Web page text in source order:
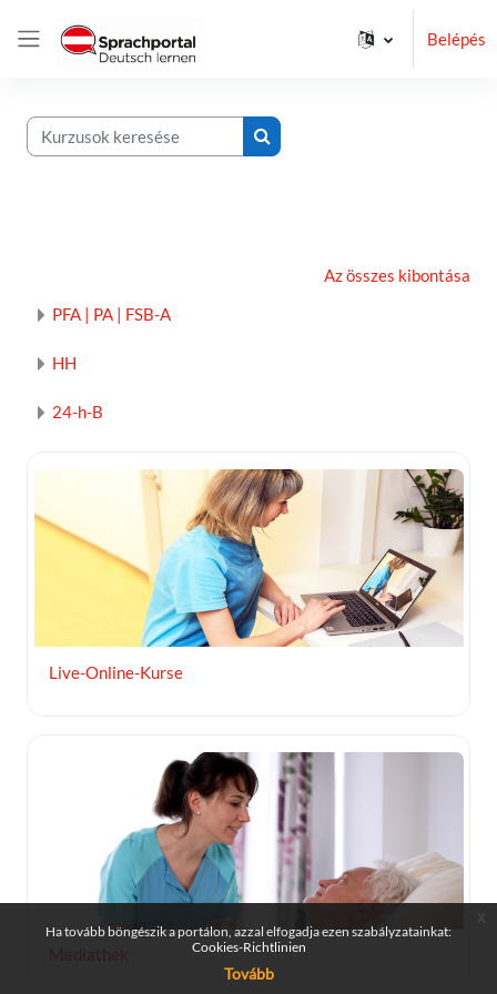
Oldalpanel
Belépés
Kurzusok keresése
Kurzusok keresése
Az összes kibontása
PFA | PA | FSB-A
HH
24-h-B
Kurzuskép Live-Online-Kurse
Live-Online-Kurse
Kurzuskép Mediathek
Ha tovább böngészik a portálon, azzal elfogadja ezen szabályzatainkat:
Cookies-Richtlinien
Tovább